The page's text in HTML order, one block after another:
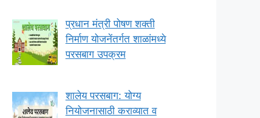
प्रधान मंत्री पोषण शक्ती
निर्माण योजनेंतर्गत शाळांमध्ये
परसबाग उपक्रम
शालेय परसबाग: योग्य
नियोजनासाठी कराव्यात व